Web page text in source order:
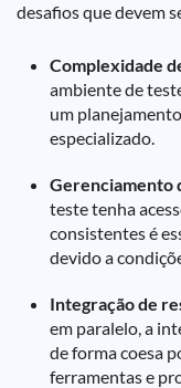
desafios que devem
Complexidade
ambiente de
um
especializado.
Gerenciamento
teste tenha
consistentes é
devido a
Integração de
em paralelo, a
de forma coesa
ferramentas e